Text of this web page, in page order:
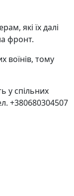
які їх далі
фронт.
воїнів, тому
у спільних
+380680304507
минулої доби
ситуація по